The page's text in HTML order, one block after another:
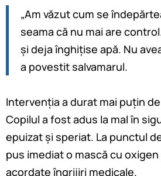
„Am văzut cum se
seama că nu mai are
și deja înghițise apă. Nu
a povestit salvamarul.
Intervenția a durat mai puțin
Copilul a fost adus la mal în
epuizat și speriat. La punctul
pus imediat o mască cu
acordate îngrijiri medicale.